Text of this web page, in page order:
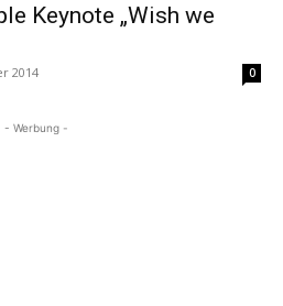
Keynote „Wish we
2014 0
- Werbung -